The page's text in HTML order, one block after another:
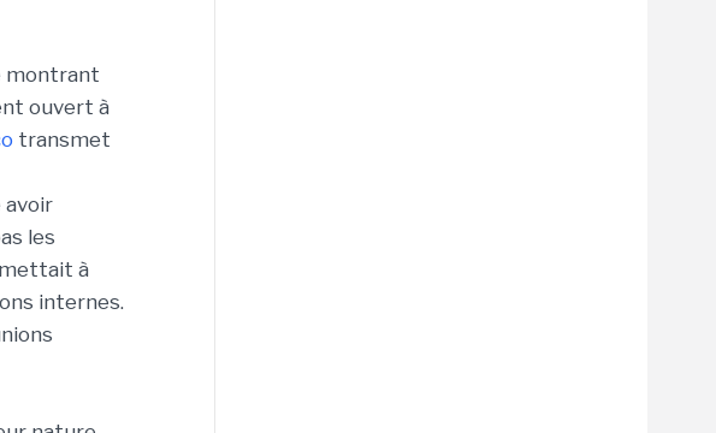
montrant
ouvert à
transmet
avoir
les
à
internes.